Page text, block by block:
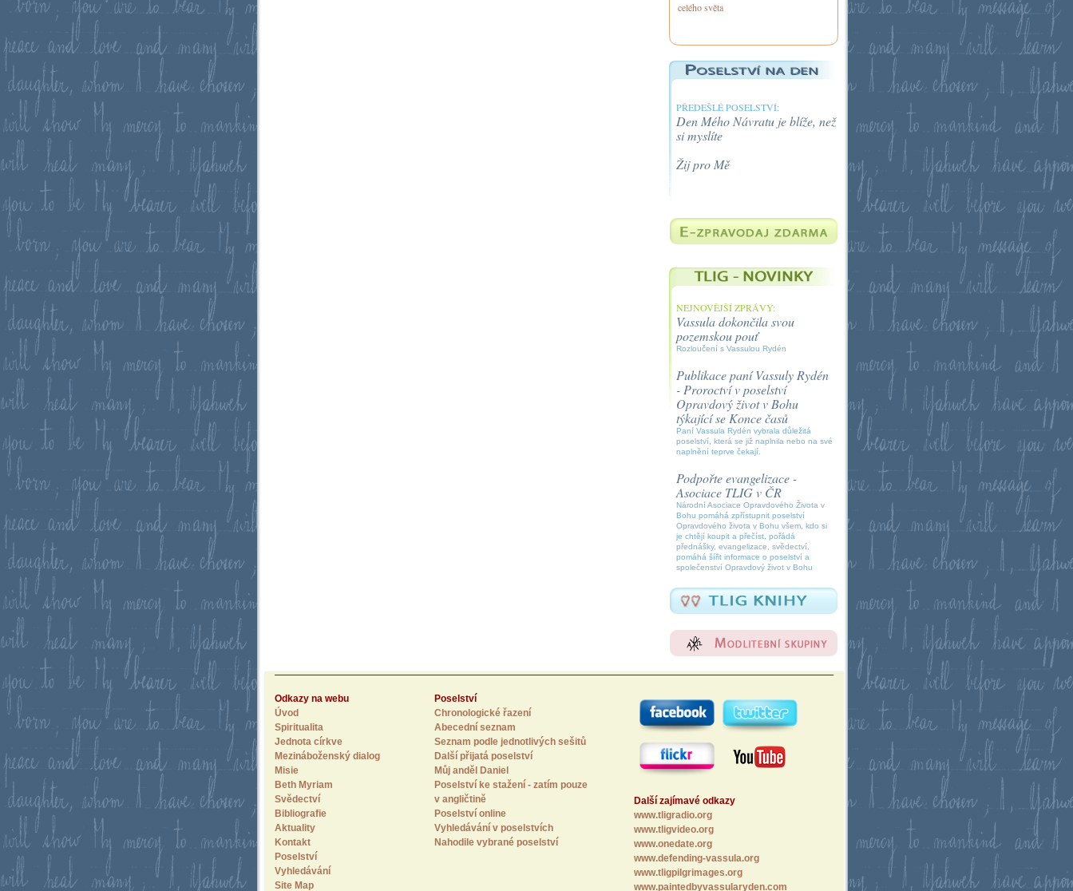
celého světa
PŘEDEŠLÉ POSELSTVÍ:
Den Mého Návratu je blíže, než
si myslíte
Žij pro Mě
NEJNOVĚJŠÍ ZPRÁVY:
Vassula dokončila svou
pozemskou pouť
Rozloučení s Vassulou Rydén
Publikace paní Vassuly Rydén
- Proroctví v poselství
Opravdový život v Bohu
týkající se Konce časů
Paní Vassula Rydén vybrala důležitá
poselství, která se již naplnila nebo na své
naplnění teprve čekají.
Podpořte evangelizace -
Asociace TLIG v ČR
Národní Asociace Opravdového Života v
Bohu pomáhá zpřístupnit poselství
Opravdového života v Bohu všem, kdo si
je chtějí koupit a přečíst, pořádá
přednášky, evangelizace, svědectví,
pomáhá šířit informace o poselství a
společenství Opravdový život v Bohu
Odkazy na webu
Úvod
Spiritualita
Jednota církve
Mezináboženský dialog
Misie
Beth Myriam
Svědectví
Bibliografie
Aktuality
Kontakt
Poselství
Vyhledávání
Site Map
Poselství
Chronologické řazení
Abecední seznam
Seznam podle jednotlivých sešitů
Další přijatá poselství
Můj anděl Daniel
Poselství ke stažení - zatím pouze
v angličtině
Poselství online
Vyhledávání v poselstvích
Nahodile vybrané poselství
Další zajímavé odkazy
www.tligradio.org
www.tligvideo.org
www.onedate.org
www.defending-vassula.org
www.tligpilgrimages.org
www.paintedbyvassularyden.com